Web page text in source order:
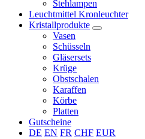
Stehlampen
Leuchtmittel Kronleuchter
Kristallprodukte
Vasen
Schüsseln
Gläsersets
Krüge
Obstschalen
Karaffen
Körbe
Platten
Gutscheine
DE EN FR CHF EUR